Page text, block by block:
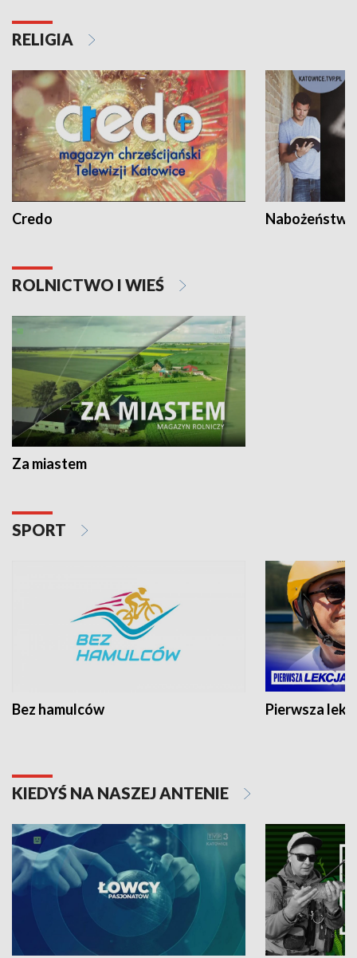
RELIGIA
Credo
ROLNICTWO I WIEŚ
Za miastem
SPORT
Bez hamulców Pierwsza
KIEDYŚ NA NASZEJ ANTENIE